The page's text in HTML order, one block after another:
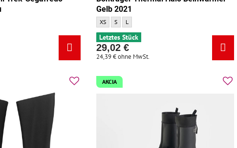
Armstulpen Blau - Größe:
Gelb 2021
Bontrager Thermal Halo Beinwärmer Gelb 2021 - Größe:
XS Bontrager Thermal Halo Beinwärmer Gelb 2021 -
S Bontrager Thermal Halo Beinwärmer Gelb
L
Letztes Stück
29,02 €
24,39 €ohne MwSt.
AKCIA